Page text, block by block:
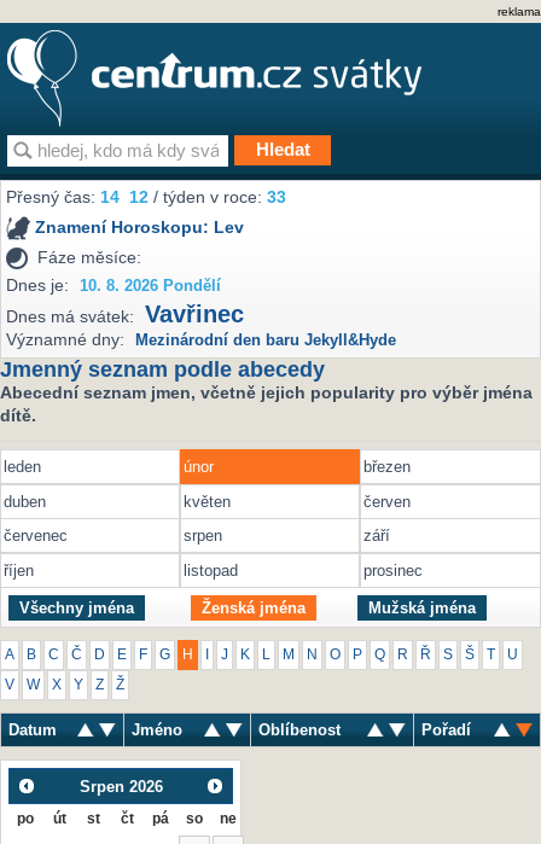
reklama
Přesný čas:14 12 / týden v roce:33
Znamení Horoskopu: Lev
Fáze měsíce:
Dnes je:
10. 8. 2026 Pondělí
Dnes má svátek: Vavřinec
Významné dny: Mezinárodní den baru Jekyll&Hyde
Jmenný seznam podle abecedy
Abecední seznam jmen, včetně jejich popularity pro výběr jména
dítě.
leden únor
březen
duben
květen
červen
červenec
srpen
září
říjen
listopad prosinec
Všechny jména Ženská jména Mužská jména
A B C Č D E F G H J K M N O P Q R Ř S Š U
V W X Y Z Ž
Datum Jméno Oblíbenost Pořadí
Srpen 2026
po út st čt pá so ne